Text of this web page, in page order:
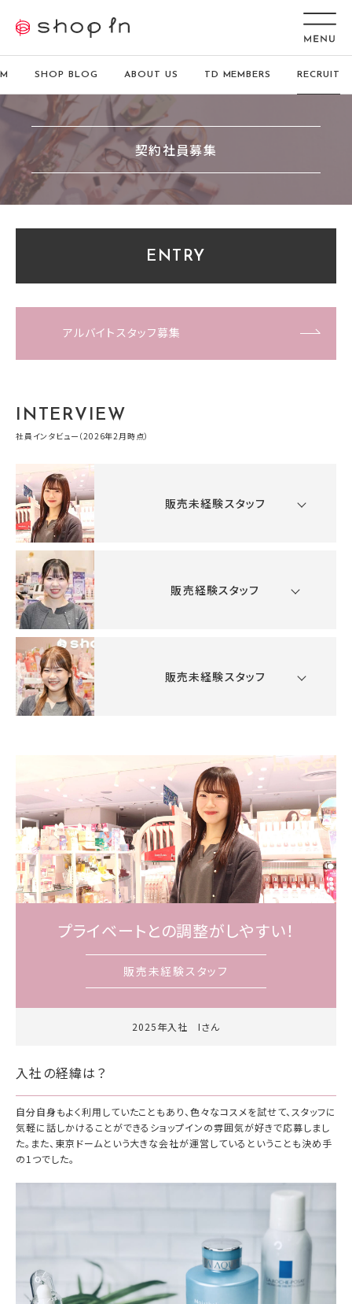
SHOP BLOG ABOUT US TD MEMBERS RECRUIT
契約社員募集
ENTRY
アルバイトスタッフ募集
INTERVIEW
社員インタビュー（2026年2月時点）
販売未経験スタッフ
販売経験スタッフ
販売未経験スタッフ
プライベートとの調整がしやすい！
販売未経験スタッフ
2025年入社 Iさん
入社の経緯は？
自分自身もよく利用していたこともあり、色々なコスメを試せて、スタッフに
気軽に話しかけることができるショップインの雰囲気が好きで応募しまし
た。また、東京ドームという大きな会社が運営しているということも決め手
の1つでした。